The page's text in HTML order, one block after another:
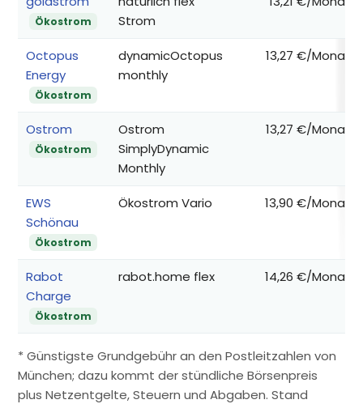
Ökostrom
Strom
Octopus
Energy
Ökostrom
dynamicOctopus
monthly
13,27 €/Monat
Ostrom
Ökostrom
Ostrom
SimplyDynamic
Monthly
13,27 €/Monat
EWS
Schönau
Ökostrom
Ökostrom Vario 13,90 €/Monat
Rabot
Charge
Ökostrom
rabot.home flex 14,26 €/Monat
* Günstigste Grundgebühr an den Postleitzahlen von
München; dazu kommt der stündliche Börsenpreis
plus Netzentgelte, Steuern und Abgaben. Stand